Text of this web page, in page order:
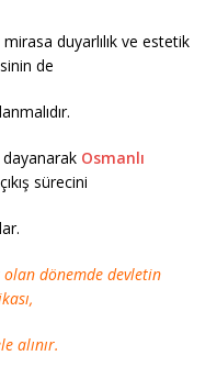
duyarlılık ve estetik
de
Osmanlı
sürecini
dönemde devletin
alınır.